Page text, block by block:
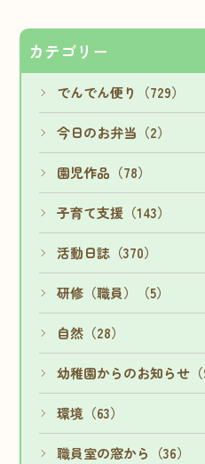
カテゴリー
でんでん便り（729）
今日のお弁当（2）
園児作品（78）
子育て支援（143）
活動日誌（370）
研修（職員）（5）
自然（28）
幼稚園からのお知らせ（
環境（63）
職員室の窓から（36）